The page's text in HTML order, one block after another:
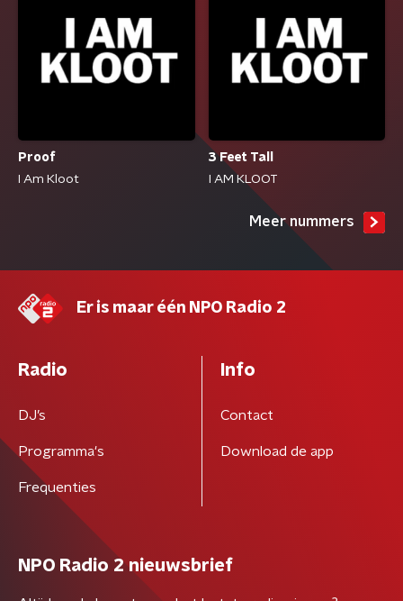
Proof
I Am Kloot
3 Feet Tall
I AM KLOOT
Meer nummers
Er is maar één NPO Radio 2
Radio
DJ’s
Programma's
Frequenties
Info
Contact
Download de app
NPO Radio 2 nieuwsbrief